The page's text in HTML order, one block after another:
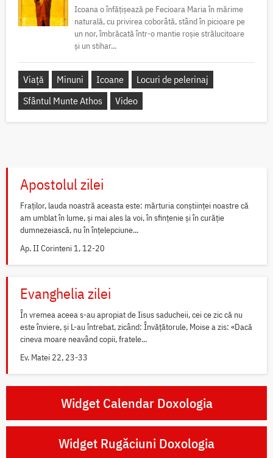
Icoana o înfățișează pe Fecioara Maria în mărime
naturală, cu privirea coborâtă, stând în picioare pe
un nor, îmbrăcată într-o mantie roșie strălucitoare
și un stihar...
Viață Minuni Icoane
Locuri de pelerinaj
Sfântul Munte Athos
Video
Apostolul zilei
Fraților, lauda noastră aceasta este: mărturia conștiinței noastre că
am umblat în lume, și mai ales la voi, în sfințenie și în curăție
dumnezeiască, nu în înțelepciune...
Ap. II Corinteni 1, 12-20
Evanghelia zilei
În vremea aceea s-au apropiat de Iisus saducheii, cei ce zic că nu
este înviere, și L-au întrebat, zicând: Învățătorule, Moise a zis: «Dacă
cineva moare neavând copii, fratele...
Ev. Matei 22, 23-33
Widget Calendar Doxologia
Widget Rugăciuni Doxologia